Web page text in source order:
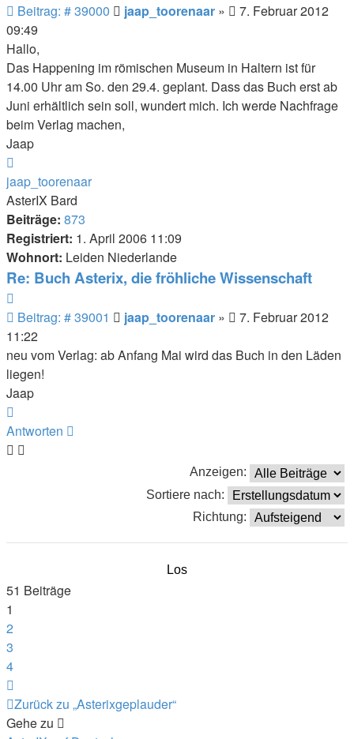
Beitrag: # 39000 Beitrag
jaap_toorenaar »
7. Februar 2012
09:49
Hallo,
Das Happening im römischen Museum in Haltern ist für
14.00 Uhr am So. den 29.4. geplant. Dass das Buch erst ab
Juni erhältlich sein soll, wundert mich. Ich werde Nachfrage
beim Verlag machen,
Jaap
oben
jaap_toorenaar
AsterIX Bard
Beiträge: 873
Registriert: 1. April 2006 11:09
Wohnort: Leiden Niederlande
Re: Buch Asterix, die fröhliche Wissenschaft
Beitrag: # 39001 Beitrag
jaap_toorenaar »
7. Februar 2012
11:22
neu vom Verlag: ab Anfang Mai wird das Buch in den Läden
liegen!
Jaap
oben
Antworten
Anzeigen:
Sortiere nach:
Richtung:
51 Beiträge
1
2
3
4
Zurück zu „Asterixgeplauder“
Gehe zu